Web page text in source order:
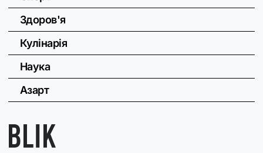
Здоров'я
Кулінарія
Наука
Азарт